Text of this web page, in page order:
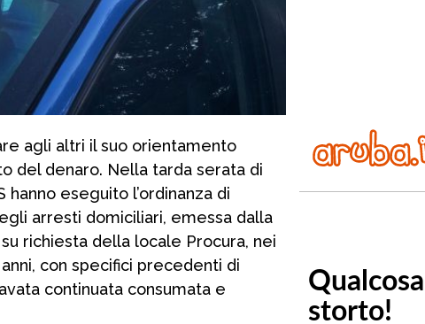
agli altri il suo orientamento
del denaro. Nella tarda serata di
eseguito l’ordinanza di
arresti domiciliari, emessa dalla
richiesta della locale Procura, nei
con specifici precedenti di
continuata consumata e